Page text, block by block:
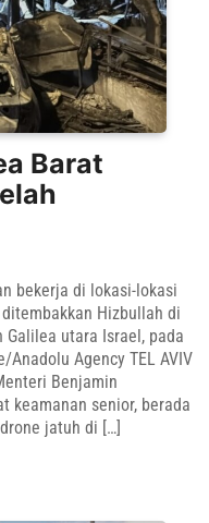
Barat
bekerja di lokasi-lokasi
Hizbullah di
utara Israel, pada
Agency TEL AVIV
Benjamin
keamanan senior, berada
jatuh di […]